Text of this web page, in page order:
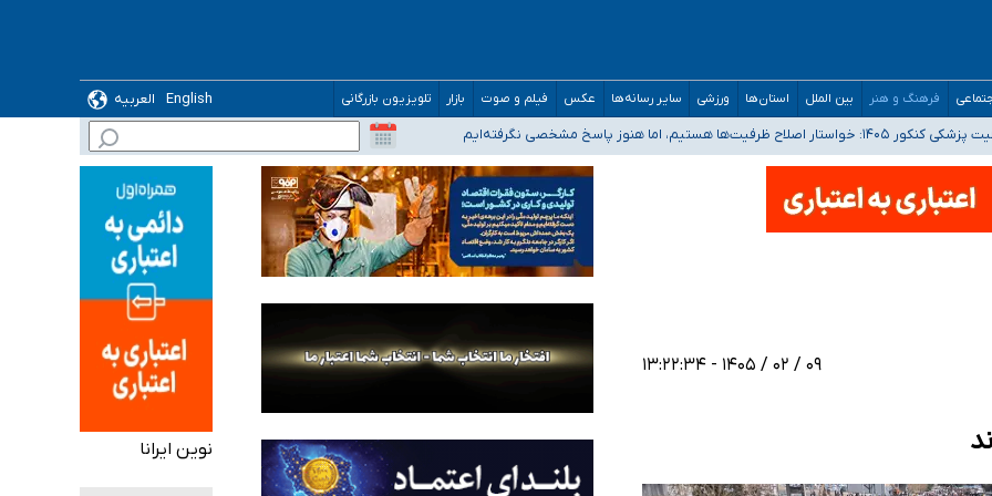
فرهنگ و هنر بین الملل استان‌ها ورزشی سایر رسانه‌ها عکس فیلم و صوت بازار تلویزیون بازرگانی English
العربیه
اما هنوز پاسخ مشخصی نگرفته‌ایم
فرماندهی صحنه عملیات و دکترای تخصصی جغرافیای نظامی دافوس آجا
و کرمان بالاتر از آستانه هشدار
۰۹ / ۰۲ / ۱۴۰۵ - ۱۳:۲۲:۳۴
نوین ایرانا